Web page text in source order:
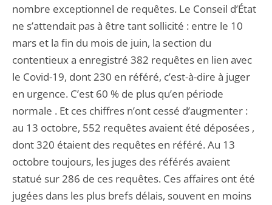
nombre exceptionnel de requêtes. Le Conseil d’État
ne s’attendait pas à être tant sollicité : entre le 10
mars et la fin du mois de juin, la section du
contentieux a enregistré 382 requêtes en lien avec
le Covid-19, dont 230 en référé, c’est-à-dire à juger
en urgence. C’est 60 % de plus qu’en période
normale . Et ces chiffres n’ont cessé d’augmenter :
au 13 octobre, 552 requêtes avaient été déposées ,
dont 320 étaient des requêtes en référé. Au 13
octobre toujours, les juges des référés avaient
statué sur 286 de ces requêtes. Ces affaires ont été
jugées dans les plus brefs délais, souvent en moins